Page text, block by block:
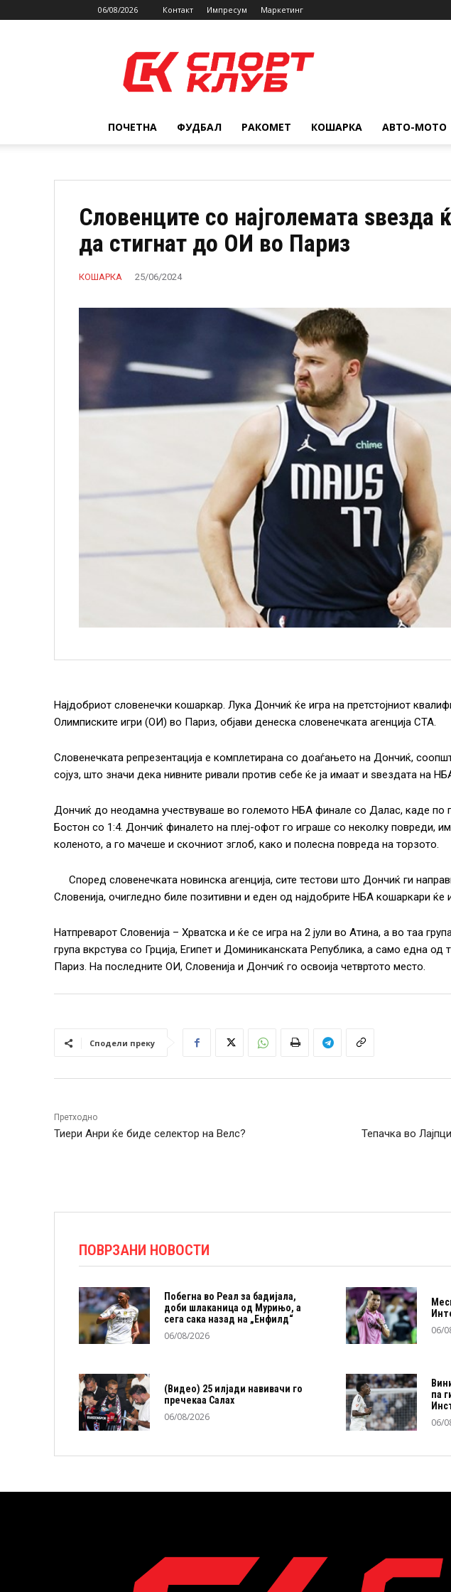
06/08/2026 Контакт Импресум Маркетинг
ПОЧЕТНА ФУДБАЛ РАКОМЕТ КОШАРКА АВТО-МОТО
Словенците со најголемата ѕвезда
да стигнат до ОИ во Париз
КОШАРКА 25/06/2024
Нaјдобриот словенечки кошаркар. Лука Дончиќ ќе игра на претстојниот
Олимписките игри (ОИ) во Париз, објави денеска словенечката агенција СТА.
Словенечката репрезентација е комплетирана со доаѓањето на Дончиќ,
сојуз, што значи дека нивните ривали против себе ќе ја имаат и ѕвездата на
Дончиќ до неодамна учествуваше во големото НБА финале со Далас, каде по
Бостон со 1:4. Дончиќ финалето на плеј-офот го играше со неколку повреди,
коленото, а го мачеше и скочниот зглоб, како и полесна повреда на торзото.
Според словенечката новинска агенција, сите тестови што Дончиќ ги
Словенија, очигледно биле позитивни и еден од најдобрите НБА кошаркари ќе
Натпреварот Словенија – Хрватска и ќе се игра на 2 јули во Атина, а во таа
група вкрстува со Грција, Египет и Доминиканската Република, а само една од
Париз. На последните ОИ, Словенија и Дончиќ го освоија четвртото место.
Сподели преку
Претходно
Тиери Анри ќе биде селектор на Велс?
Тепачка во
ПОВРЗАНИ НОВОСТИ
Побегна во Реал за бадијала,
доби шлаканица од Мурињо, а
сега сака назад на „Енфилд“
06/08/2026 06/
(Видео) 25 илјади навивачи го
пречекаа Салах
06/08/2026
па
06/